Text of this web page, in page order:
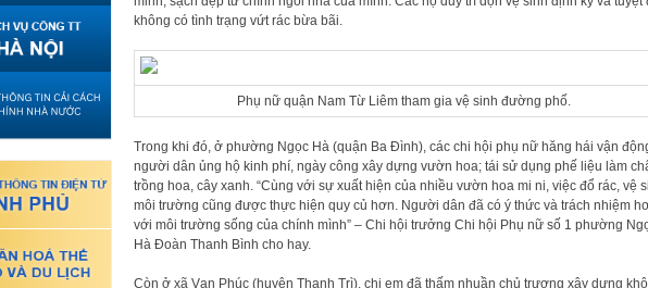
không có tình trạng vứt rác bừa bãi.
Phụ nữ quận Nam Từ Liêm tham gia vệ sinh đường phố.
Trong khi đó, ở phường Ngọc Hà (quận Ba Đình), các chi hội phụ nữ hăng hái vận
người dân ủng hộ kinh phí, ngày công xây dựng vườn hoa; tái sử dụng phế liệu làm
trồng hoa, cây xanh. “Cùng với sự xuất hiện của nhiều vườn hoa mi ni, việc đổ rác, vệ
môi trường cũng được thực hiện quy củ hơn. Người dân đã có ý thức và trách nhiệm
với môi trường sống của chính mình” – Chi hội trưởng Chi hội Phụ nữ số 1 phường
Hà Đoàn Thanh Bình cho hay.
Còn ở xã Vạn Phúc (huyện Thanh Trì), chị em đã thấm nhuần chủ trương xây dựng